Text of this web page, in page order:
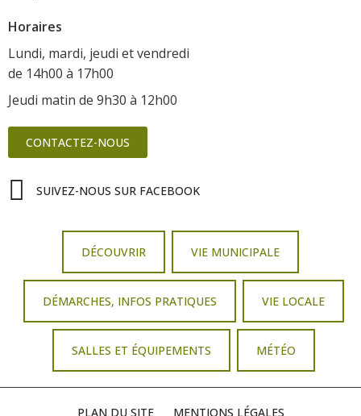
Horaires
Lundi, mardi, jeudi et vendredi
de 14h00 à 17h00
Jeudi matin de 9h30 à 12h00
CONTACTEZ-NOUS
SUIVEZ-NOUS SUR FACEBOOK
DÉCOUVRIR VIE MUNICIPALE
DÉMARCHES, INFOS PRATIQUES VIE LOCALE
SALLES ET ÉQUIPEMENTS MÉTÉO
PLAN DU SITE MENTIONS LÉGALES